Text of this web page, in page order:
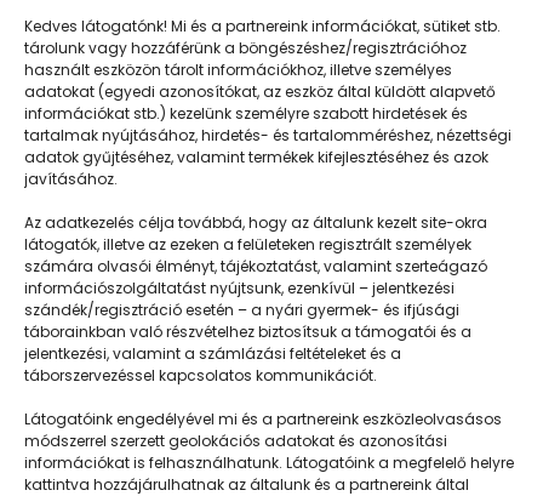
Kedves látogatónk! Mi és a partnereink információkat, sütiket stb.
tárolunk vagy hozzáférünk a böngészéshez/regisztrációhoz
használt eszközön tárolt információkhoz, illetve személyes
adatokat (egyedi azonosítókat, az eszköz által küldött alapvető
információkat stb.) kezelünk személyre szabott hirdetések és
tartalmak nyújtásához, hirdetés- és tartalomméréshez, nézettségi
adatok gyűjtéséhez, valamint termékek kifejlesztéséhez és azok
javításához.
Az adatkezelés célja továbbá, hogy az általunk kezelt site-okra
látogatók, illetve az ezeken a felületeken regisztrált személyek
számára olvasói élményt, tájékoztatást, valamint szerteágazó
információszolgáltatást nyújtsunk, ezenkívül – jelentkezési
szándék/regisztráció esetén – a nyári gyermek- és ifjúsági
táborainkban való részvételhez biztosítsuk a támogatói és a
jelentkezési, valamint a számlázási feltételeket és a
táborszervezéssel kapcsolatos kommunikációt.
Látogatóink engedélyével mi és a partnereink eszközleolvasásos
módszerrel szerzett geolokációs adatokat és azonosítási
információkat is felhasználhatunk. Látogatóink a megfelelő helyre
kattintva hozzájárulhatnak az általunk és a partnereink által
Nem csupán napközis